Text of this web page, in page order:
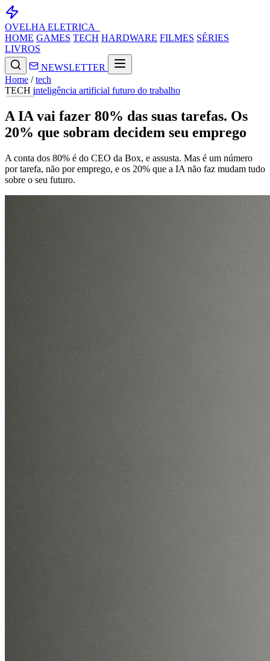
OVELHA ELETRICA_
HOME GAMES TECH HARDWARE FILMES SÉRIES
LIVROS
NEWSLETTER
Home / tech
TECH inteligência artificial futuro do trabalho
A IA vai fazer 80% das suas tarefas. Os
20% que sobram decidem seu emprego
A conta dos 80% é do CEO da Box, e assusta. Mas é um número
por tarefa, não por emprego, e os 20% que a IA não faz mudam tudo
sobre o seu futuro.